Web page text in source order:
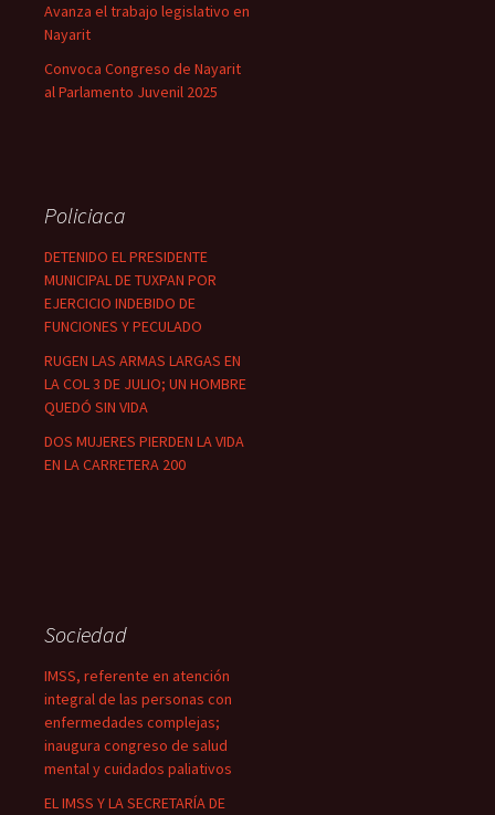
Avanza el trabajo legislativo en
Nayarit
Convoca Congreso de Nayarit
al Parlamento Juvenil 2025
Policiaca
DETENIDO EL PRESIDENTE
MUNICIPAL DE TUXPAN POR
EJERCICIO INDEBIDO DE
FUNCIONES Y PECULADO
RUGEN LAS ARMAS LARGAS EN
LA COL 3 DE JULIO; UN HOMBRE
QUEDÓ SIN VIDA
DOS MUJERES PIERDEN LA VIDA
EN LA CARRETERA 200
Sociedad
IMSS, referente en atención
integral de las personas con
enfermedades complejas;
inaugura congreso de salud
mental y cuidados paliativos
EL IMSS Y LA SECRETARÍA DE